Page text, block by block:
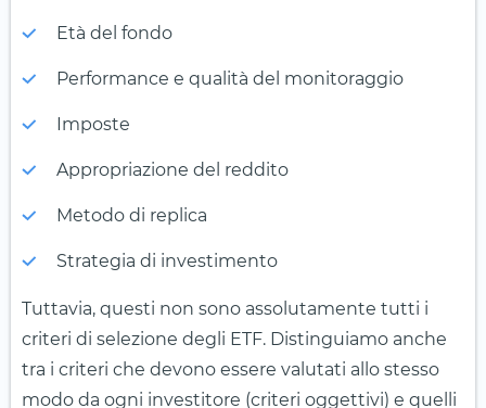
Età del fondo
Performance e qualità del monitoraggio
Imposte
Appropriazione del reddito
Metodo di replica
Strategia di investimento
Tuttavia, questi non sono assolutamente tutti i
criteri di selezione degli ETF. Distinguiamo anche
tra i criteri che devono essere valutati allo stesso
modo da ogni investitore (criteri oggettivi) e quelli